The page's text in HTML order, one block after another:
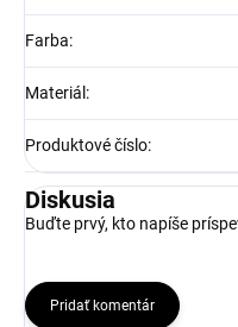
Farba:
Materiál :
Produktové číslo:
Diskusia
Buďte prvý, kto napíše
Pridať komentár